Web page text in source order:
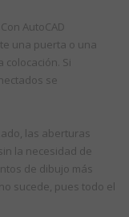
Con AutoCAD
una puerta o una
Si
se
las aberturas
la necesidad de
de dibujo más
sucede, pues todo el